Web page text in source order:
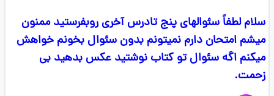
سلام لطفاً سئوالهای پنج تادرس آخری روبفرستید ممنون
میشم امتحان دارم نمیتونم بدون سئوال بخونم خواهش
میکنم اگه سئوال تو کتاب نوشتید عکس بدهید بی
زحمت.